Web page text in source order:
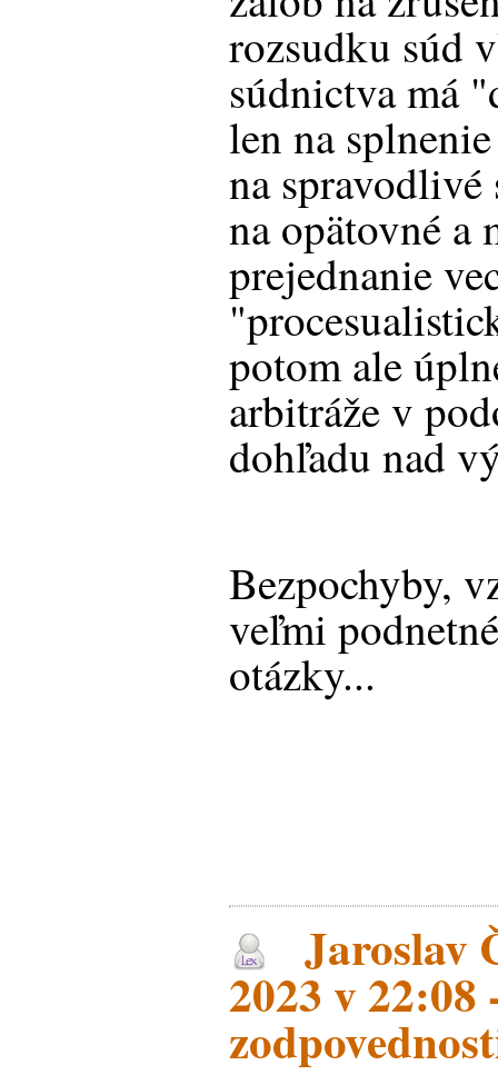
rozsudku súd
súdnictva má
len na
na
na opätovné a
prejednanie
potom ale
arbitráže v
dohľadu nad
Bezpochyby,
veľmi
otázky...
Jaroslav
2023 v